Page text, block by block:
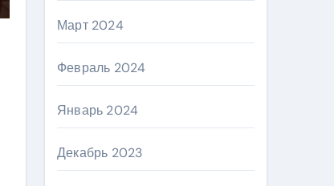
Март 2024
Февраль 2024
Январь 2024
Декабрь 2023